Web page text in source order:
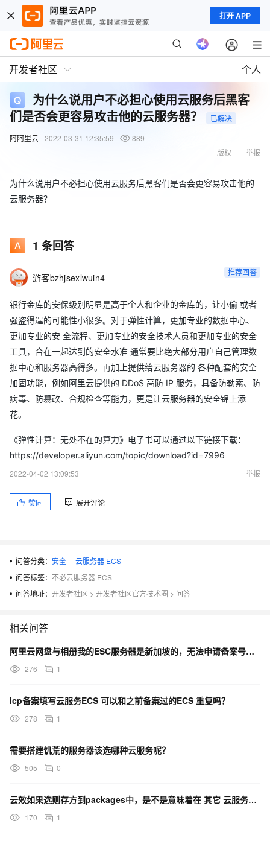
打开 APP
开发者社区 个人
为什么说用户不必担心使用云服务后黑客
们是否会更容易攻击他的云服务器？
已解决
阿阿里云 2022-03-31 12:35:59
889
举报
版权
为什么说用户不必担心使用云服务后黑客们是否会更容易攻击他的
云服务器？
1 条回答
游客bzhjsexlwuin4 推荐回答
银行金库的安保级别明显是高于个人和企业的金库的，让小偷 或者
强盗得逞的可能性小很多。对于弹性计算，更加专业的数据中心、
更加专业的安 全流程、更加专业的安全技术人员和更加专业的安全
工具，合在一起达到的安全水准 通常要比绝大部分用户自己管理数
据中心和服务器高得多。再加上提供给云服务器的 各种配套的安全
加固功能，例如阿里云提供的 DDoS 高防 IP 服务，具备防勒索、防
病毒、防篡改、合规检查等能力，更是让云服务器的安全锦上添
花。
《弹性计算：无处不在的算力》电子书可以通过以下链接下载：
https://developer.aliyun.com/topic/download?id=7996
2022-04-02 13:09:53
举报
赞同 展开评论
问答分类： 安全
云服务器 ECS
问答标签： 不必云服务器 ECS
问答地址： 开发者社区 > 开发者社区官方技术圈 > 问答
相关问答
阿里云网盘与相册我的ESC服务器是新加坡的，无法申请备案号，备案找到不到合适的云服务，应该如何选择？
276 1
icp备案填写云服务ECS 可以和之前备案过的ECS 重复吗？
278 1
需要搭建饥荒的服务器该选哪种云服务呢？
505 0
云效如果选则存方到packages中，是不是意味着在 其它 云服务商上的服务器无法访问？
170 1